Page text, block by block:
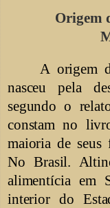
Origem
A origem
nasceu pela
segundo o
constam no
maioria de seus
No Brasil.
alimentícia em
interior do